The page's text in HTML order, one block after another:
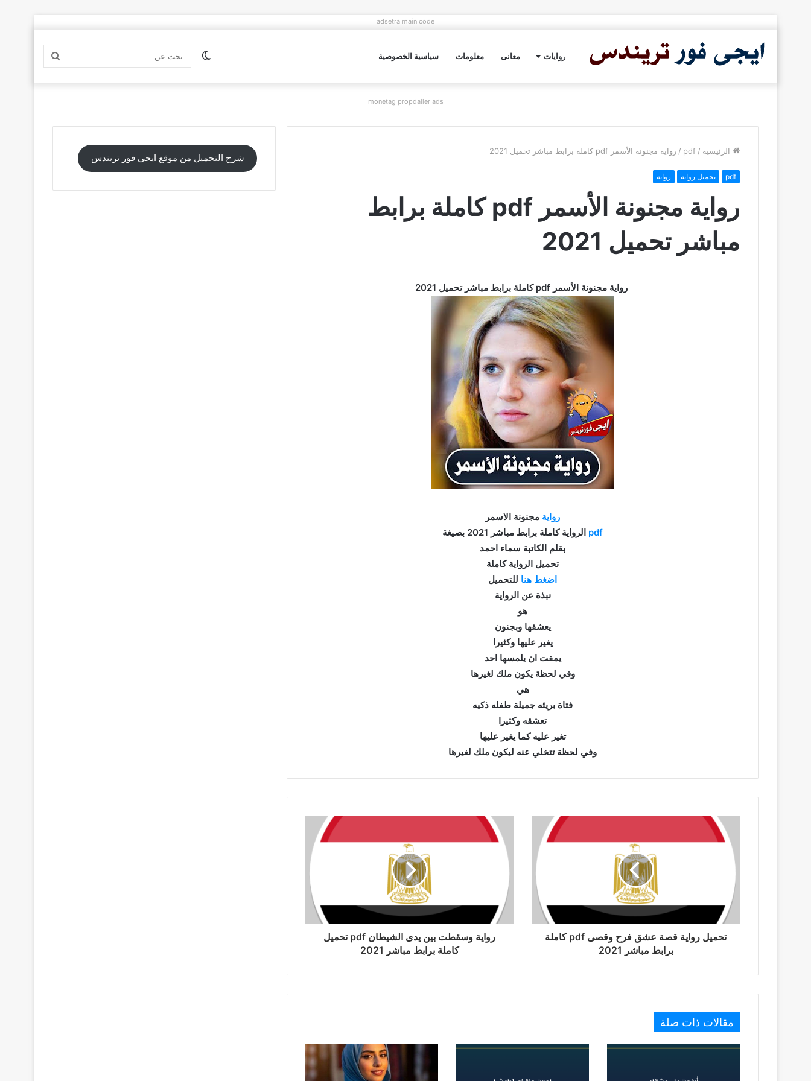
adsetra main code
روايات معانى معلومات سياسية الخصوصية بحث الوضع
monetag propdaller ads
الرئيسية /
pdf
/ رواية مجنونة الأسمر pdf كاملة برابط مباشر تحميل 2021
pdf تحميل رواية رواية
رواية مجنونة الأسمر pdf كاملة برابط
مباشر تحميل 2021
رواية مجنونة الأسمر pdf كاملة برابط مباشر تحميل 2021
رواية مجنونة الاسمر
pdf الرواية كاملة برابط مباشر 2021 بصيغة
بقلم الكاتبة سماء احمد
تحميل الرواية كاملة
اضغط هنا للتحميل
نبذة عن الرواية
هو
يعشقها وبجنون
يغير عليها وكثيرا
يمقت ان يلمسها احد
وفي لحظة يكون ملك لغيرها
هي
فتاة بريئه جميلة طفله ذكيه
تعشقه وكثيرا
تغير عليه كما يغير عليها
وفي لحظة تتخلي عنه ليكون ملك لغيرها
تحميل رواية قصة عشق فرح وقصى pdf كاملة
برابط مباشر 2021
رواية وسقطت بين يدى الشيطان pdf تحميل
كاملة برابط مباشر 2021
مقالات ذات صلة
شرح التحميل من موقع ايجي فور تريندس